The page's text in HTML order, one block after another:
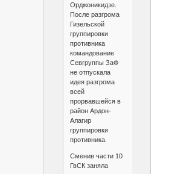
Орджоникидзе.
После разгрома
Гизельской
группировки
противника
командование
Севгруппы ЗаФ
не отпускала
идея разгрома
всей
прорвавшейся в
район Ардон-
Алагир
группировки
противника.
Сменив части 10
ГвСК заняла